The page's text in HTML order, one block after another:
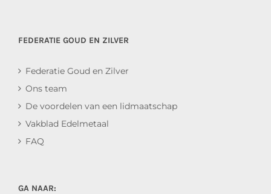
FEDERATIE GOUD EN ZILVER
Federatie Goud en Zilver
Ons team
De voordelen van een lidmaatschap
Vakblad Edelmetaal
FAQ
GA NAAR: